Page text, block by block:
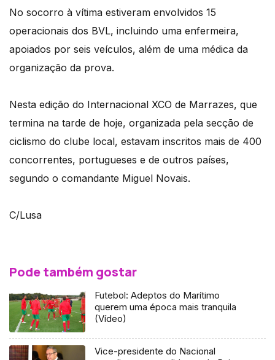
No socorro à vítima estiveram envolvidos 15
operacionais dos BVL, incluindo uma enfermeira,
apoiados por seis veículos, além de uma médica da
organização da prova.
Nesta edição do Internacional XCO de Marrazes, que
termina na tarde de hoje, organizada pela secção de
ciclismo do clube local, estavam inscritos mais de 400
concorrentes, portugueses e de outros países,
segundo o comandante Miguel Novais.
C/Lusa
Pode também gostar
Futebol: Adeptos do Marítimo
querem uma época mais tranquila
(Vídeo)
Vice-presidente do Nacional